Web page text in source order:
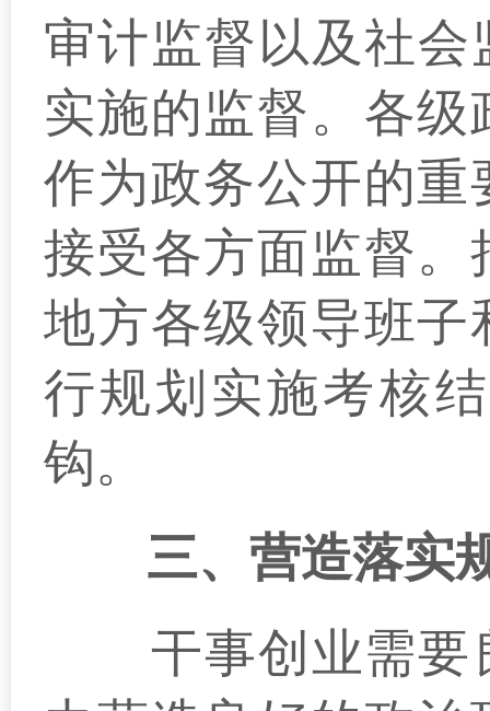
审计监督以及社会
实施的监督。各
作为政务公开的
接受各方面监督
地方各级领导班
行规划实施考核
钩。
三、营造落实
干事创业需要良